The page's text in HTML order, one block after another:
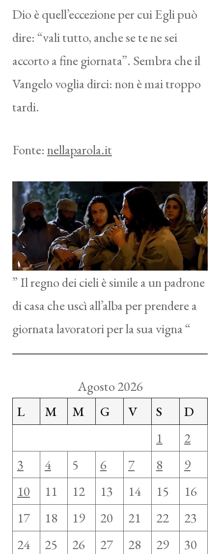
Dio è quell’eccezione per cui Egli può
dire: “vali tutto, anche se te ne sei
accorto a fine giornata”. Sembra che il
Vangelo voglia dirci: non è mai troppo
tardi.
Fonte: nellaparola.it
” Il regno dei cieli è simile a un padrone
di casa che uscì all’alba per prendere a
giornata lavoratori per la sua vigna “
Agosto 2026
L
M M G V S
D
1
2
3
4 5 6 7 8
9
10
11 12 13 14 15
16
17
18 19 20 21 22
23
24
25 26 27 28 29
30